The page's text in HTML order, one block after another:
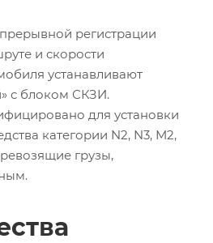
регистрации
и скорости
устанавливают
с блоком СКЗИ.
для установки
категории N2, N3, М2,
грузы,